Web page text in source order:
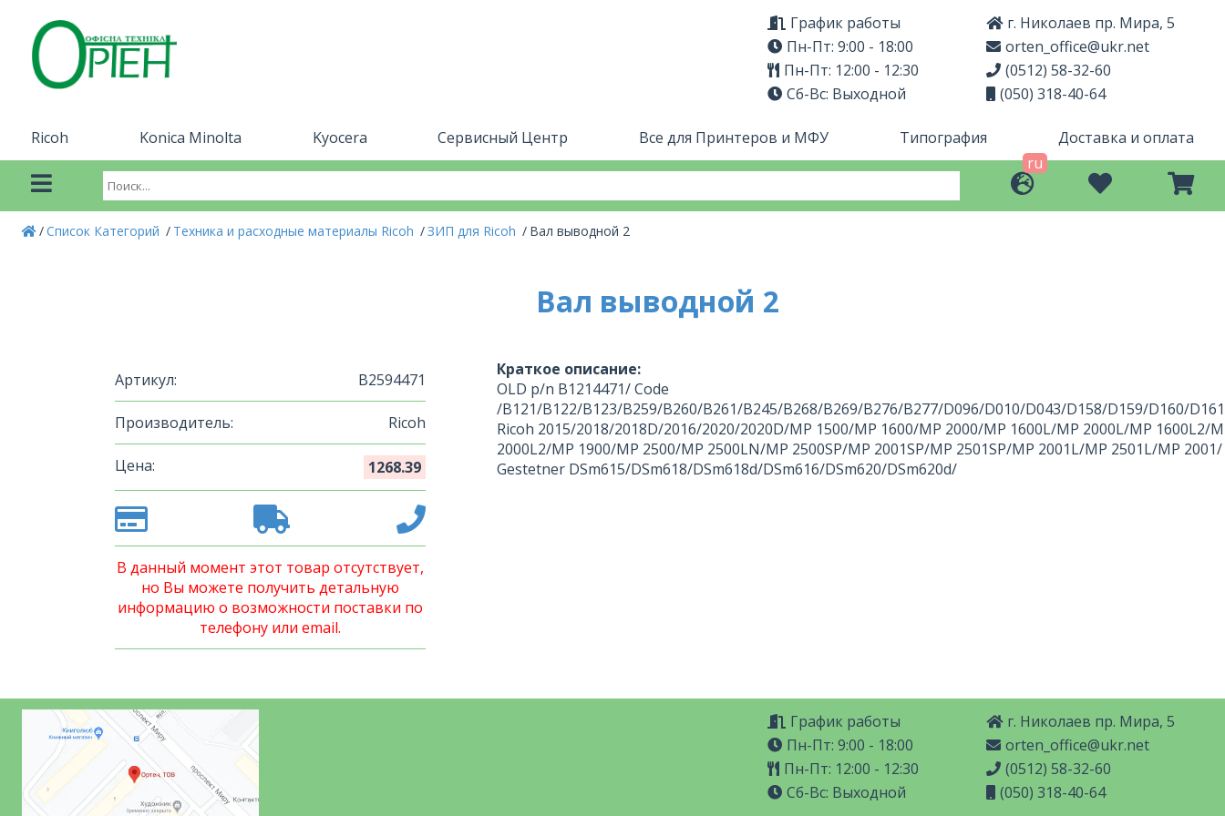
График работы
Пн-Пт: 9:00 - 18:00
Пн-Пт: 12:00 - 12:30
Сб-Вс: Выходной
г. Николаев пр. Мира, 5
orten_office@ukr.net
(0512) 58-32-60
(050) 318-40-64
Ricoh Konica Minolta Kyocera Сервисный Центр Все для Принтеров и МФУ Типография
Доставка и оплата
ru
Список Категорий Техника и расходные материалы Ricoh ЗИП для Ricoh Вал выводной 2
Вал выводной 2
Артикул: B2594471
Производитель: Ricoh
Цена: 1268.39
В данный момент этот товар отсутствует,
но Вы можете получить детальную
информацию о возможности поставки по
телефону или email.
Краткое описание:
OLD p/n B1214471/ Code
/B121/B122/B123/B259/B260/B261/B245/B268/B269/B276/B277/D096/D010/D043/D158/D159/D160/
Ricoh 2015/2018/2018D/2016/2020/2020D/MP 1500/MP 1600/MP 2000/MP 1600L/MP 2000L/MP 1600L2/
2000L2/MP 1900/MP 2500/MP 2500LN/MP 2500SP/MP 2001SP/MP 2501SP/MP 2001L/MP 2501L/MP 2001/
Gestetner DSm615/DSm618/DSm618d/DSm616/DSm620/DSm620d/
График работы
Пн-Пт: 9:00 - 18:00
Пн-Пт: 12:00 - 12:30
Сб-Вс: Выходной
г. Николаев пр. Мира, 5
orten_office@ukr.net
(0512) 58-32-60
(050) 318-40-64